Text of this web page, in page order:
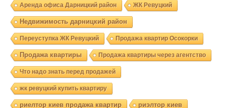
Аренда офиса Дарницкий район ЖК Ревуцкий
Недвижимость дарницкий район
Переуступка ЖК Ревуцкий Продажа квартир Осокорки
Продажа квартиры Продажа квартиры через агентство
Что надо знать перед продажей
жк ревуцкий купить квартиру
риелтор киев продажа квартир риэлтор киев